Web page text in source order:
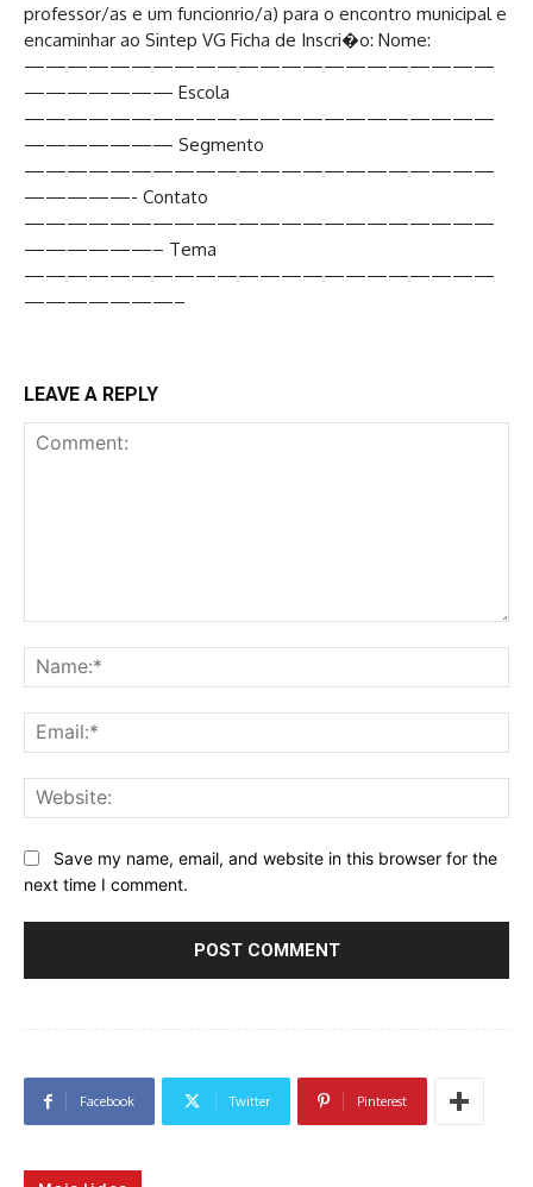
professor/as e um funcionrio/a) para o encontro municipal e
encaminhar ao Sintep VG Ficha de Inscri�o: Nome:
——————————————————————
——————— Escola
——————————————————————
——————— Segmento
——————————————————————
—————- Contato
——————————————————————
——————– Tema
——————————————————————
———————–
LEAVE A REPLY
Save my name, email, and website in this browser for the
next time I comment.
Facebook Twitter Pinterest